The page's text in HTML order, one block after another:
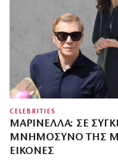
CELEBRITIES
ΜΑΡΙΝΈΛΛΑ: ΣΕ
ΜΝΗΜΌΣΥΝΟ ΤΗΣ
ΕΙΚΌΝΕΣ